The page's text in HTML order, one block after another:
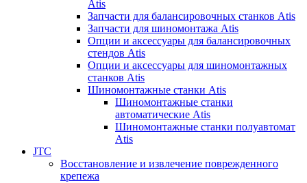
Atis
Запчасти для балансировочных станков Atis
Запчасти для шиномонтажа Atis
Опции и аксессуары для балансировочных
стендов Atis
Опции и аксессуары для шиномонтажных
станков Atis
Шиномонтажные станки Atis
Шиномонтажные станки
автоматические Atis
Шиномонтажные станки полуавтомат
Atis
JTC
Восстановление и извлечение поврежденного
крепежа